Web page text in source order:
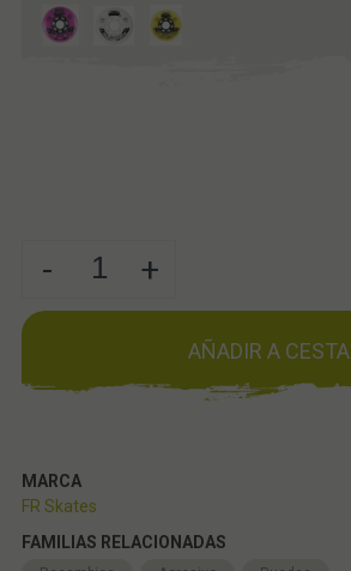
- +
AÑADIR A CESTA
MARCA
FR Skates
FAMILIAS RELACIONADAS